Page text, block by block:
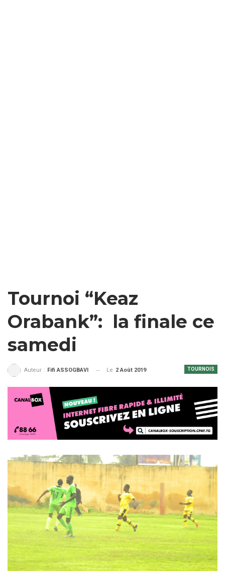
Tournoi “Keaz
Orabank”: la finale ce
samedi
TOURNOIS
Auteur : Fifi ASSOGBAVI Le 2 Août 2019